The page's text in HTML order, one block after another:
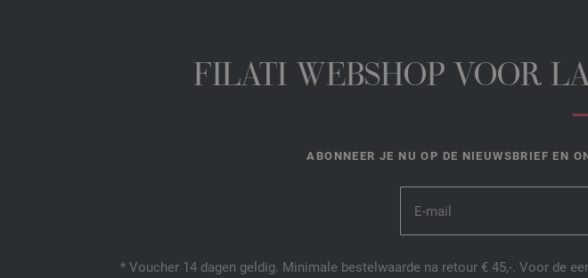
FILATI WEBSHOP VOOR
ABONNEER JE NU OP DE NIEUWSBRIEF EN
* Voucher 14 dagen geldig. Minimale bestelwaarde na retour € 45,-. Voor de